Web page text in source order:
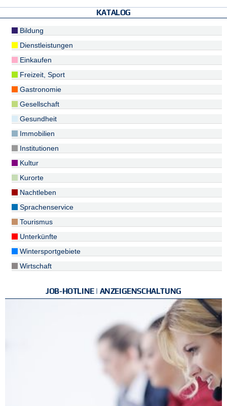
KATALOG
Bildung
Dienstleistungen
Einkaufen
Freizeit, Sport
Gastronomie
Gesellschaft
Gesundheit
Immobilien
Institutionen
Kultur
Kurorte
Nachtleben
Sprachenservice
Tourismus
Unterkünfte
Wintersportgebiete
Wirtschaft
JOB-HOTLINE | ANZEIGENSCHALTUNG